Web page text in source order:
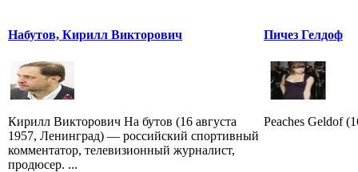
Набутов, Кирилл Викторович
Кирилл Викторович На бутов (16 августа
1957, Ленинград) — российский спортивный
комментатор, телевизионный журналист,
продюсер. ...
Пичез Гелдоф
Peaches Geldof